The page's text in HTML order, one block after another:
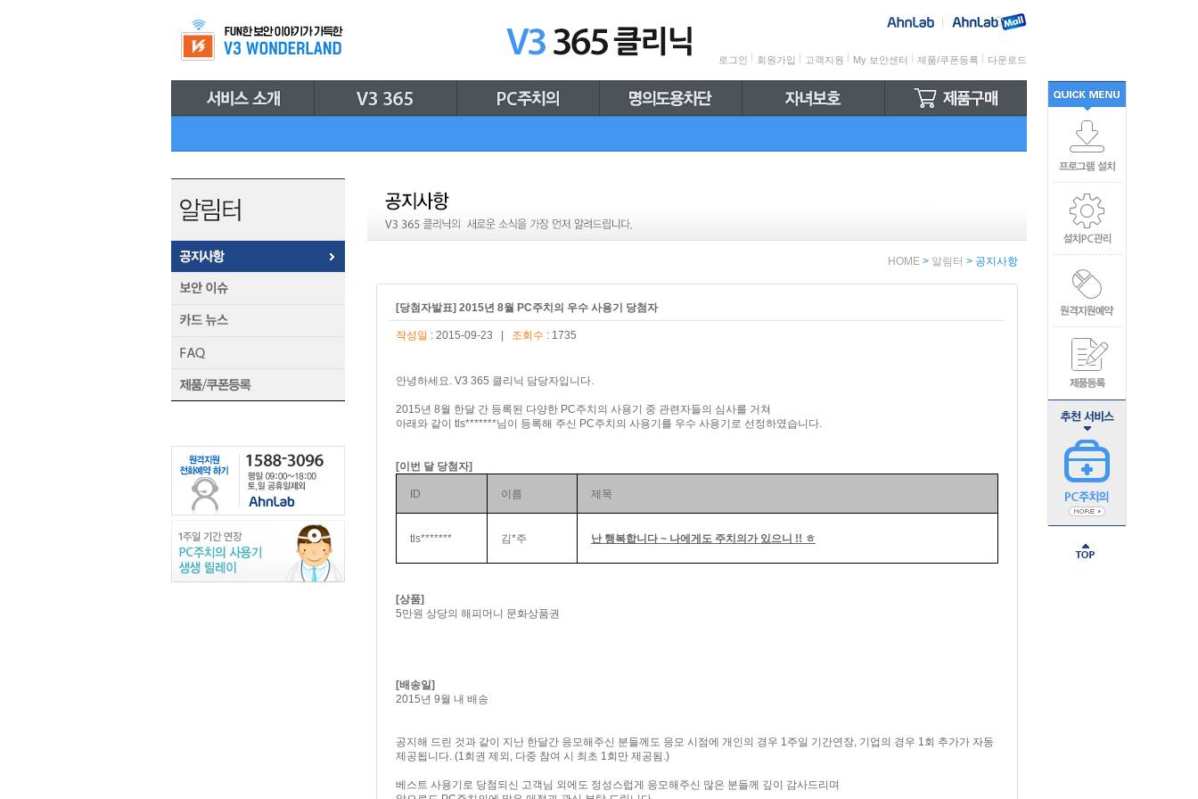
로그인 회원가입 고객지원 My 보안센터 제품/쿠폰등록 다운로드
Quick
Menu
HOME > 알림터 > 공지사항
[당첨자발표] 2015년 8월 PC주치의 우수 사용기 당첨자
작성일 : 2015-09-23 | 조회수 : 1735
안녕하세요. V3 365 클리닉 담당자입니다.
2015년 8월 한달 간 등록된 다양한 PC주치의 사용기 중 관련자들의 심사를 거쳐
아래와 같이 tls*******님이 등록해 주신 PC주치의 사용기를 우수 사용기로 선정하였습니다.
[이번 달 당첨자]
ID 이름 제목
tls******* 김*주 난 행복합니다 ~ 나에게도 주치의가 있으니 !! ㅎ
[상품]
5만원 상당의 해피머니 문화상품권
[배송일]
2015년 9월 내 배송
공지해 드린 것과 같이 지난 한달간 응모해주신 분들께도 응모 시점에 개인의 경우 1주일 기간연장, 기업의 경우 1회 추가가 자동
제공됩니다. (1회권 제외, 다중 참여 시 최초 1회만 제공됨.)
베스트 사용기로 당첨되신 고객님 외에도 정성스럽게 응모해주신 많은 분들께 깊이 감사드리며